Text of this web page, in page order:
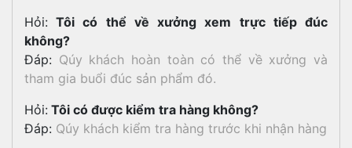
Hỏi: Tôi có thể về xưởng xem trực tiếp đúc
không?
Đáp: Qúy khách hoàn toàn có thể về xưởng và
tham gia buổi đúc sản phẩm đó.
Hỏi: Tôi có được kiểm tra hàng không?
Đáp: Qúy khách kiểm tra hàng trước khi nhận hàng